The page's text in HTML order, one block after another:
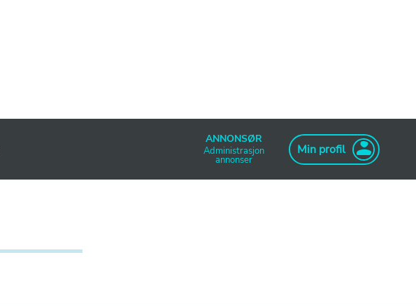
ANNONSØR
Administrasjon
annonser
Min profil